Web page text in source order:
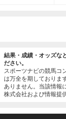
結果・成績・オッズな
ださい。
スポーツナビの競馬コ
は万全を期しておりま
ありません。当該情報
株式会社および情報提